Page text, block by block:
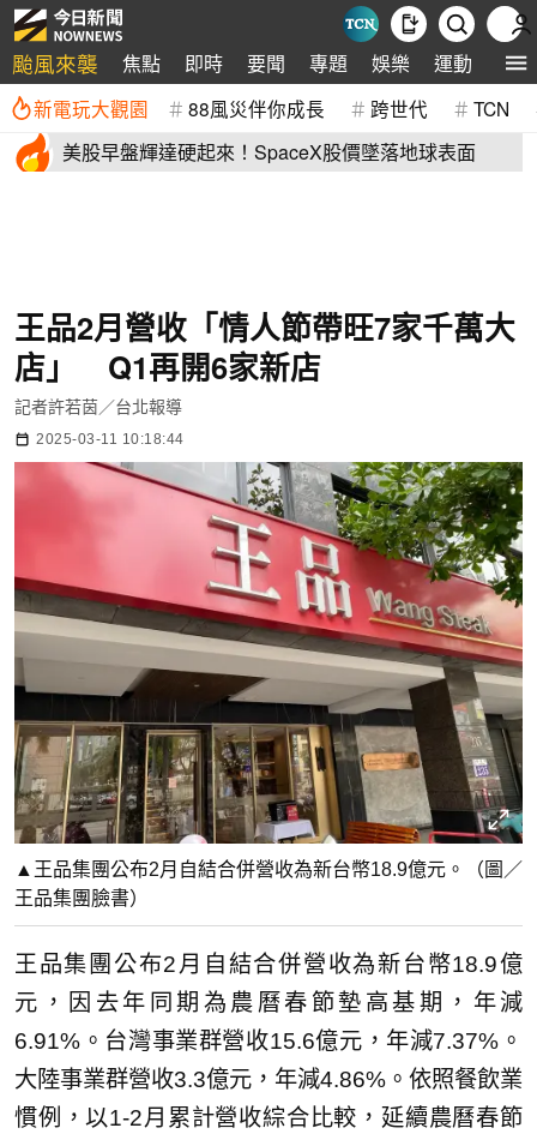
颱風來襲 焦點 即時 要聞 專題 娛樂 運動 全球
新電玩大觀園 88風災伴你成長 跨世代 TCN
美股早盤輝達硬起來！SpaceX股價墜落地球表面
王品2月營收「情人節帶旺7家千萬大
店」 Q1再開6家新店
記者許若茵／台北報導
2025-03-11 10:18:44
▲王品集團公布2月自結合併營收為新台幣18.9億元。（圖／
王品集團臉書）
王品集團公布2月自結合併營收為新台幣18.9億
元，因去年同期為農曆春節墊高基期，年減
6.91%。台灣事業群營收15.6億元，年減7.37%。
大陸事業群營收3.3億元，年減4.86%。依照餐飲業
慣例，以1-2月累計營收綜合比較，延續農曆春節